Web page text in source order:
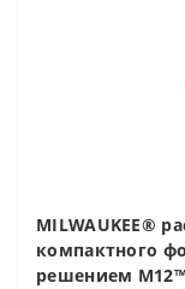
MILWAUKEE®
компактного
решением M12™